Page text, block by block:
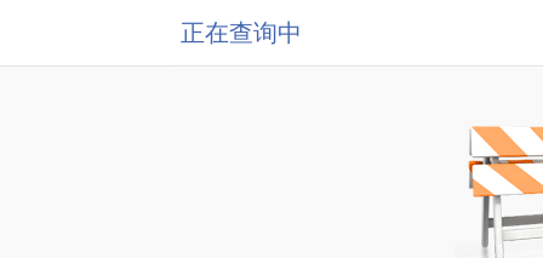
正在查询中